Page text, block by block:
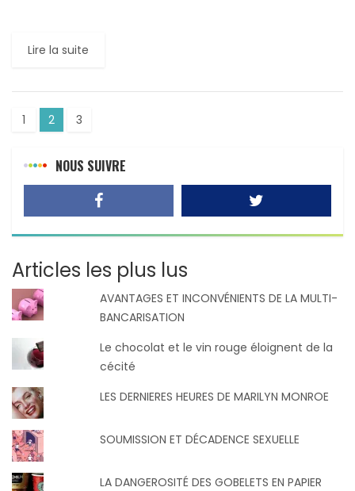
Lire la suite
1 2 3
NOUS SUIVRE
Articles les plus lus
AVANTAGES ET INCONVÉNIENTS DE LA MULTI-
BANCARISATION
Le chocolat et le vin rouge éloignent de la
cécité
LES DERNIERES HEURES DE MARILYN MONROE
SOUMISSION ET DÉCADENCE SEXUELLE
LA DANGEROSITÉ DES GOBELETS EN PAPIER